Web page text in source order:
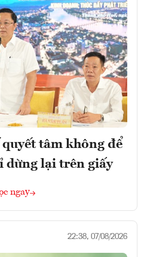
tâm không để
dừng lại trên giấy
ngay
22:38, 07/08/2026